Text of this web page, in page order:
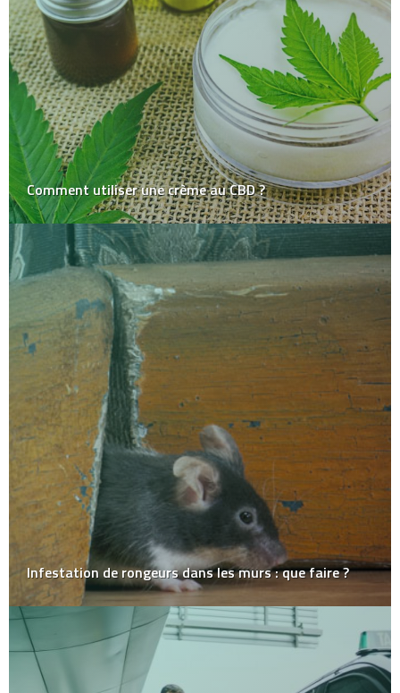
Comment utiliser une crème au CBD ?
Infestation de rongeurs dans les murs : que faire ?